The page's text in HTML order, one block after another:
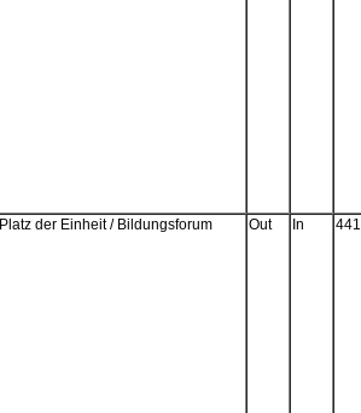
Platz der Einheit / Bildungsforum Out In 441